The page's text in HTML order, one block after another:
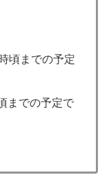
頃までの予定
までの予定で